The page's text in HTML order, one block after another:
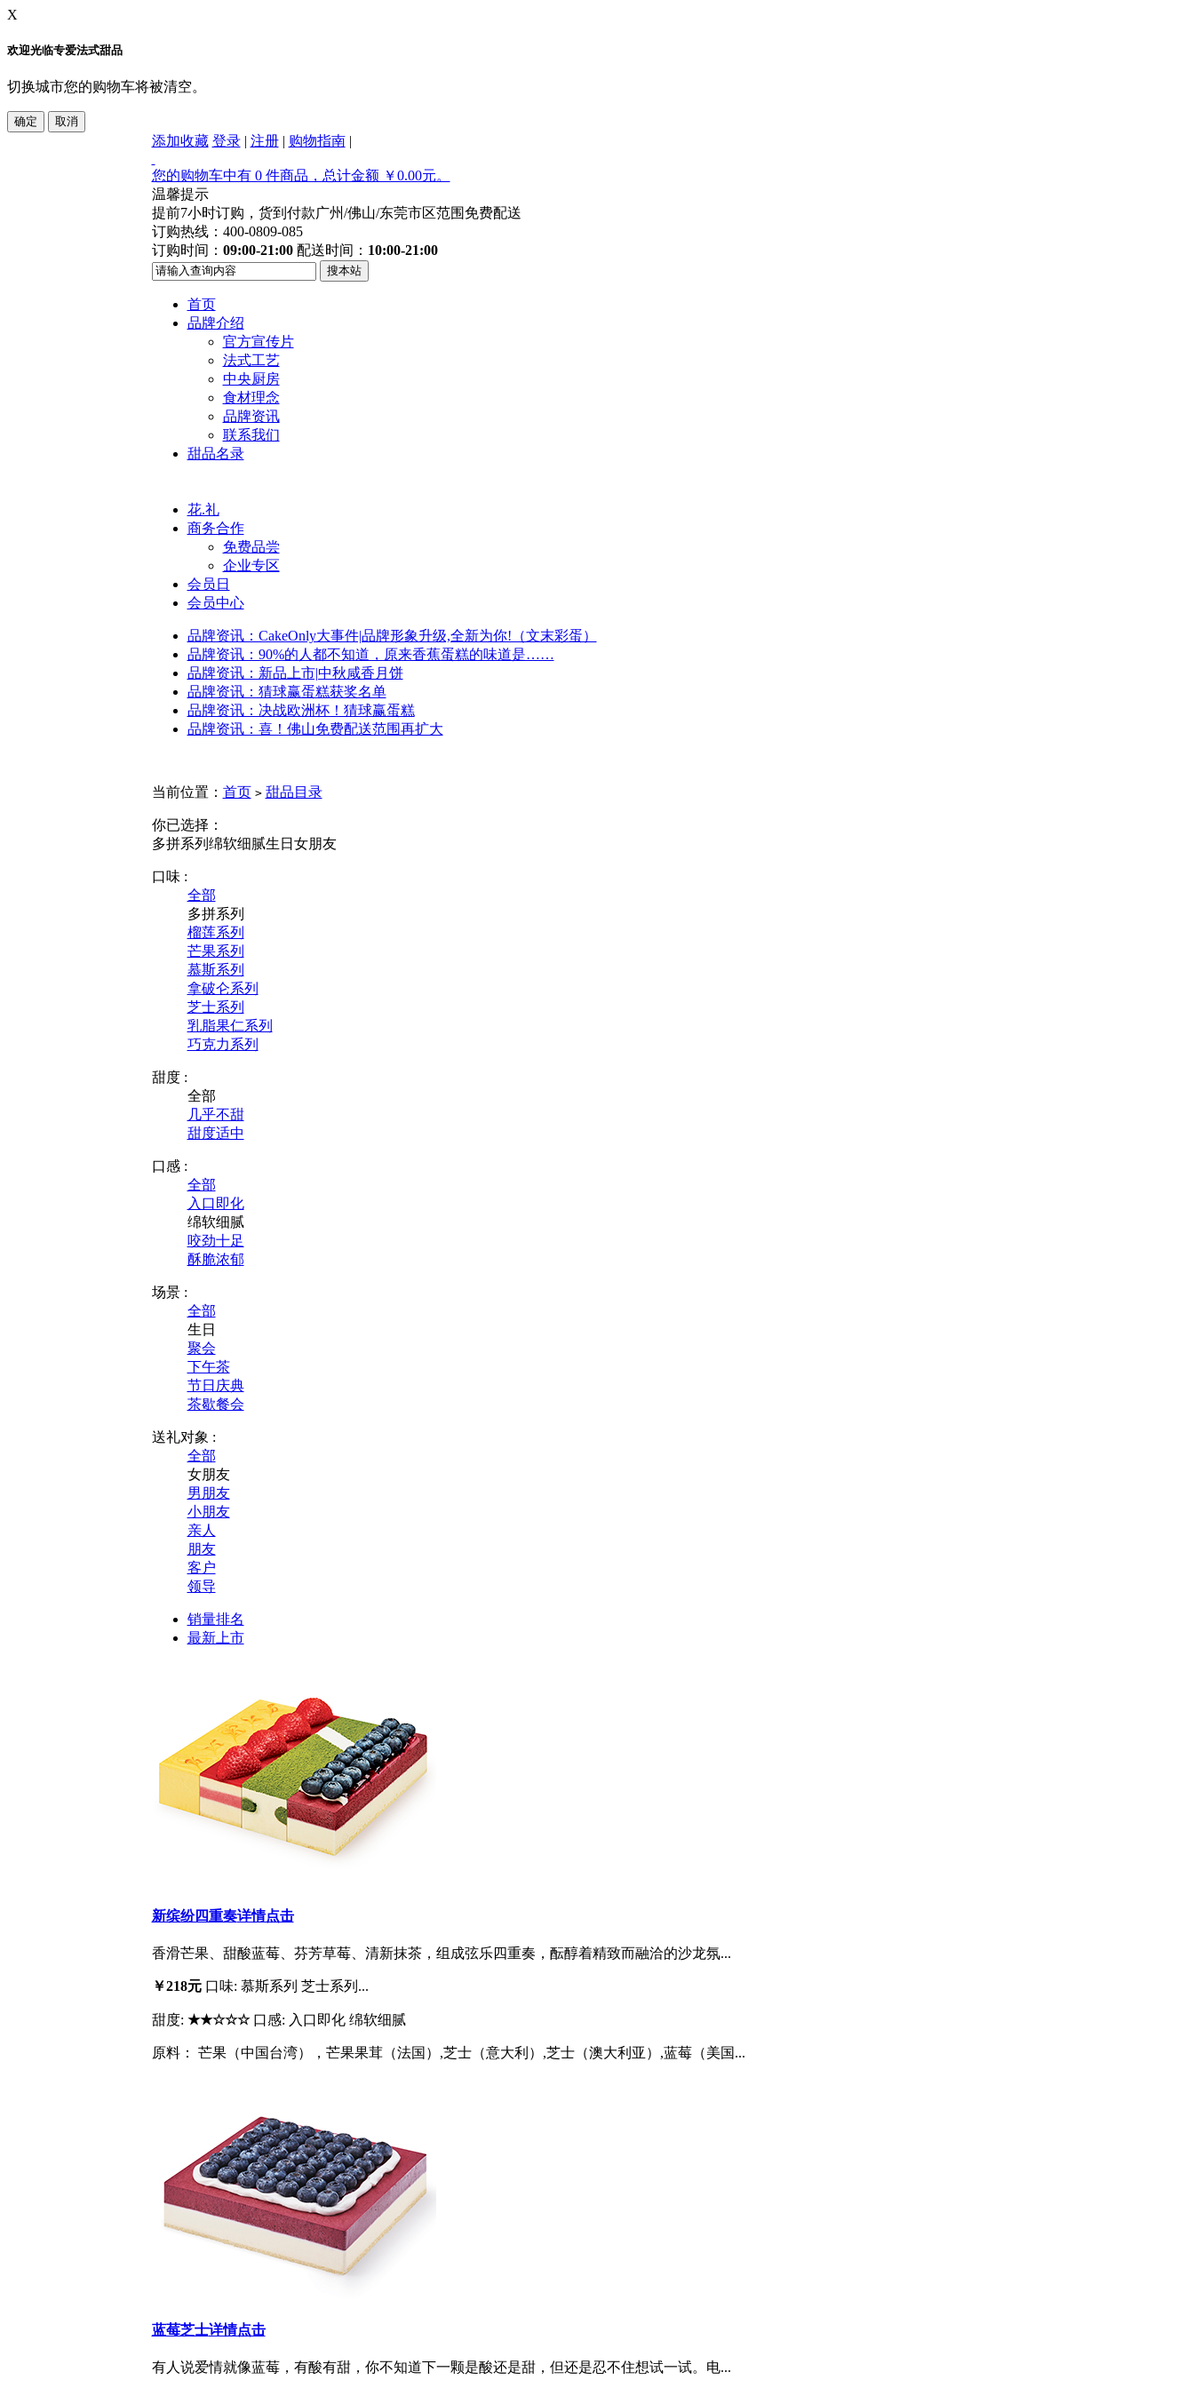
X
欢迎光临专爱法式甜品
切换城市您的购物车将被清空。
添加收藏 登录| 注册| 购物指南|
您的购物车中有 0 件商品，总计金额 ￥0.00元。
温馨提示
提前7小时订购，货到付款广州/佛山/东莞市区范围免费配送
订购热线：400-0809-085
订购时间： 09:00-21:00配送时间： 10:00-21:00
首页
品牌介绍
官方宣传片
法式工艺
中央厨房
食材理念
品牌资讯
联系我们
甜品名录
花.礼
商务合作
免费品尝
企业专区
会员日
会员中心
品牌资讯：CakeOnly大事件|品牌形象升级,全新为你!（文末彩蛋）
品牌资讯：90%的人都不知道，原来香蕉蛋糕的味道是……
品牌资讯：新品上市|中秋咸香月饼
品牌资讯：猜球赢蛋糕获奖名单
品牌资讯：决战欧洲杯！猜球赢蛋糕
品牌资讯：喜！佛山免费配送范围再扩大
当前位置： 首页 > 甜品目录
你已选择：
多拼系列 绵软细腻生日 女朋友
口味 :
全部
多拼系列
榴莲系列
芒果系列
慕斯系列
拿破仑系列
芝士系列
乳脂果仁系列
巧克力系列
甜度 :
全部
几乎不甜
甜度适中
口感 :
全部
入口即化
绵软细腻
咬劲十足
酥脆浓郁
场景 :
全部
生日
聚会
下午茶
节日庆典
茶歇餐会
送礼对象 :
全部
女朋友
男朋友
小朋友
亲人
朋友
客户
领导
销量排名
最新上市
新缤纷四重奏详情点击
香滑芒果、甜酸蓝莓、芬芳草莓、清新抹茶，组成弦乐四重奏，酝醇着精致而融洽的沙龙氛...
￥218元 口味: 慕斯系列 芝士系列...
甜度: ★★☆☆☆ 口感: 入口即化 绵软细腻
原料： 芒果（中国台湾），芒果果茸（法国）,芝士（意大利）,芝士（澳大利亚）,蓝莓（美国...
蓝莓芝士详情点击
有人说爱情就像蓝莓，有酸有甜，你不知道下一颗是酸还是甜，但还是忍不住想试一试。电...